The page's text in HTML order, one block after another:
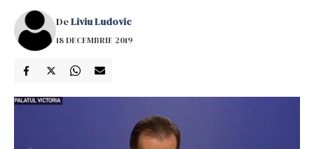
DeLiviu Ludovic
18 DECEMBRIE 2019